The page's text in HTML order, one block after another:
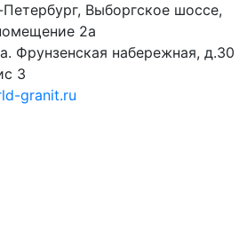
Петербург, Выборгское шоссе,
2а
Фрунзенская набережная, д.30
3
granit.ru